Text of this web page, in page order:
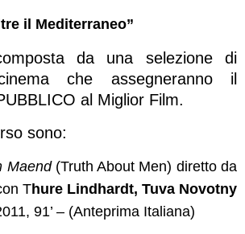
il Mediterraneo”
da una selezione di
che assegneranno il
al Miglior Film.
sono:
Maend(Truth About Men) diretto da
Thure Lindhardt, Tuva Novotny
91’ – (Anteprima Italiana)